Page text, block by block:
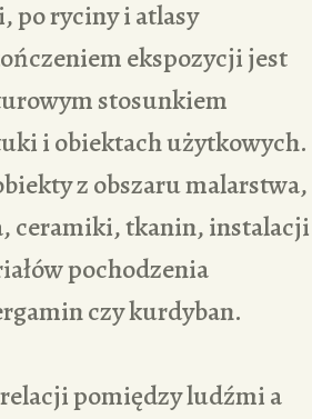
po ryciny i atlasy
ekspozycji jest
stosunkiem
i obiektach użytkowych.
z obszaru malarstwa,
ceramiki, tkanin, instalacji
pochodzenia
czy kurdyban.
pomiędzy ludźmi a